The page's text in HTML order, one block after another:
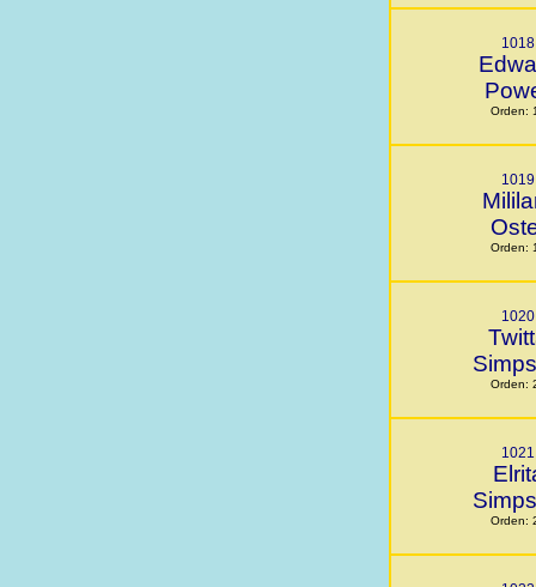
1018
Orden:
1019
Orden:
1020
Orden:
1021
Orden: